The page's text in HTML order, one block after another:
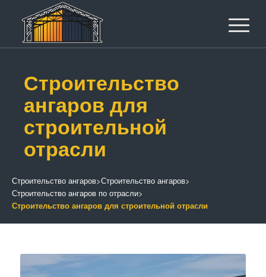
Строительство
ангаров для
строительной
отрасли
Строительство ангаров>Строительство ангаров>
Строительство ангаров по отрасли>
Строительство ангаров для строительной отрасли